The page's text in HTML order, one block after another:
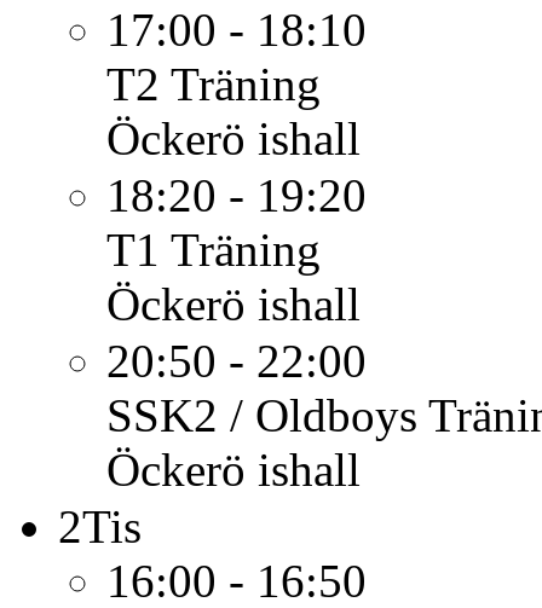
17:00 - 18:10
T2 Träning
Öckerö ishall
18:20 - 19:20
T1 Träning
Öckerö ishall
20:50 - 22:00
SSK2 / Oldboys
Öckerö ishall
2Tis
16:00 - 16:50